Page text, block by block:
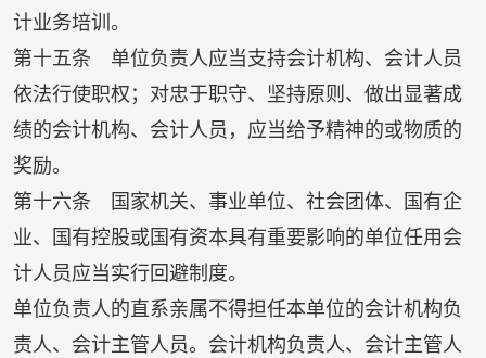
计业务培训。
第十五条 单位负责人应当支持会计机构、会计人员
依法行使职权；对忠于职守、坚持原则、做出显著成
绩的会计机构、会计人员，应当给予精神的或物质的
奖励。
第十六条 国家机关、事业单位、社会团体、国有企
业、国有控股或国有资本具有重要影响的单位任用会
计人员应当实行回避制度。
单位负责人的直系亲属不得担任本单位的会计机构负
责人、会计主管人员。会计机构负责人、会计主管人